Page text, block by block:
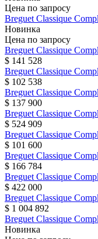
Цена по запросу
Breguet Classique
Новинка
Цена по запросу
Breguet Classique
$ 141 528
Breguet Classique
$ 102 538
Breguet Classique
$ 137 900
Breguet Classique
$ 524 909
Breguet Classique
$ 101 600
Breguet Classique
$ 166 784
Breguet Classique
$ 422 000
Breguet Classique
$ 1 004 892
Breguet Classique
Новинка